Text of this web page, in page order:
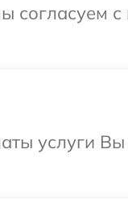
согласуем
услуги